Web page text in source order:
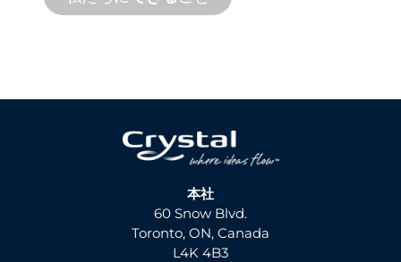
本社
60 Snow Blvd.
Toronto, ON, Canada
L4K 4B3